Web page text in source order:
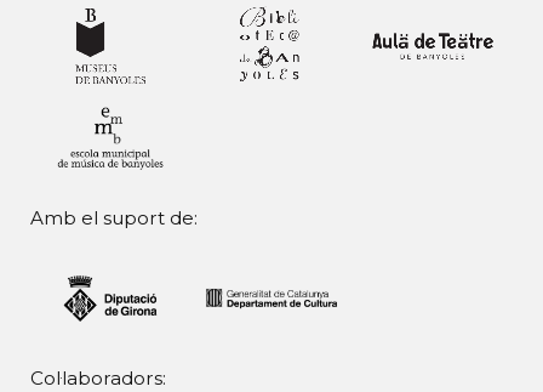
Amb el suport de:
Col·laboradors: